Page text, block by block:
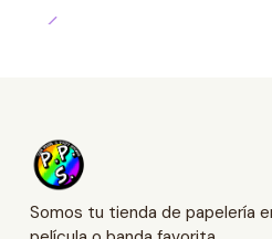
Somos tu tienda de papelería